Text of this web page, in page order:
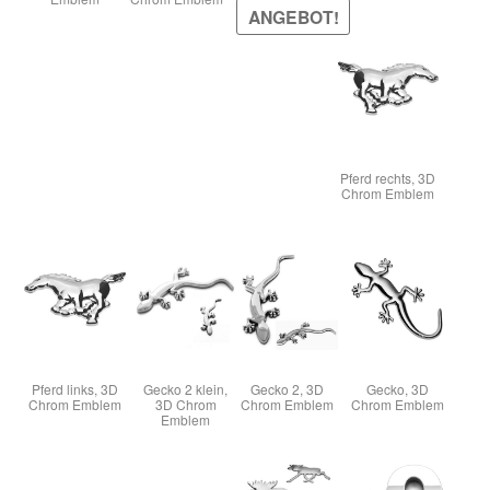
ANGEBOT!
Pferd rechts, 3D
Chrom Emblem
Pferd links, 3D
Chrom Emblem
Gecko 2 klein,
3D Chrom
Emblem
Gecko 2, 3D
Chrom Emblem
Gecko, 3D
Chrom Emblem